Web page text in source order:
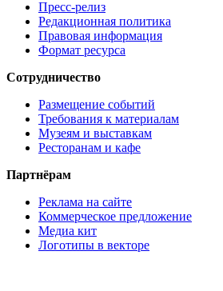
Пресс-релиз
Редакционная политика
Правовая информация
Формат ресурса
Сотрудничество
Размещение событий
Требования к материалам
Музеям и выставкам
Ресторанам и кафе
Партнёрам
Реклама на сайте
Коммерческое предложение
Медиа кит
Логотипы в векторе